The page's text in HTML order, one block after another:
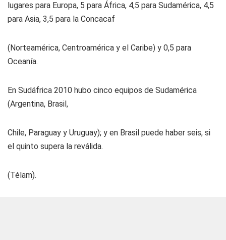
lugares para Europa, 5 para África, 4,5 para Sudamérica, 4,5
para Asia, 3,5 para la Concacaf
(Norteamérica, Centroamérica y el Caribe) y 0,5 para
Oceanía.
En Sudáfrica 2010 hubo cinco equipos de Sudamérica
(Argentina, Brasil,
Chile, Paraguay y Uruguay); y en Brasil puede haber seis, si
el quinto supera la reválida.
(Télam).